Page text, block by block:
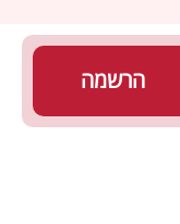
הרשמה